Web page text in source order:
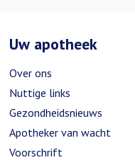
Uw apotheek
Over ons
Nuttige links
Gezondheidsnieuws
Apotheker van wacht
Voorschrift